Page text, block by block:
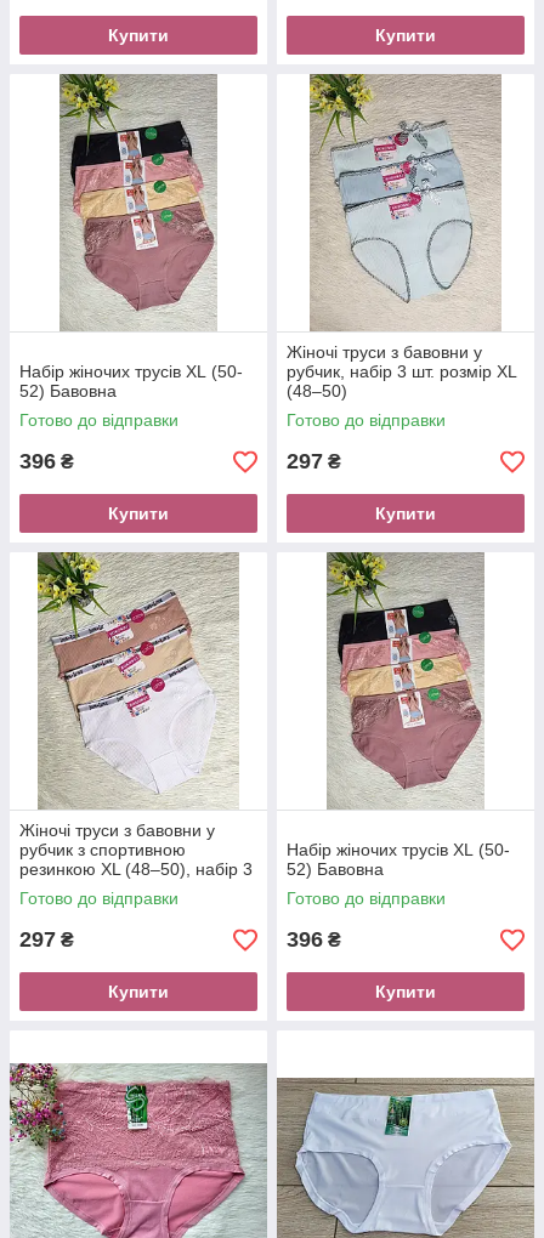
Купити Купити
Набір жіночих трусів XL (50-
52) Бавовна
Готово до відправки
396 ₴
Купити
Жіночі труси з бавовни у
рубчик, набір 3 шт. розмір XL
(48–50)
Готово до відправки
297 ₴
Купити
Жіночі труси з бавовни у
рубчик з спортивною
резинкою XL (48–50), набір 3
шт
Готово до відправки
297 ₴
Купити
Набір жіночих трусів XL (50-
52) Бавовна
Готово до відправки
396 ₴
Купити